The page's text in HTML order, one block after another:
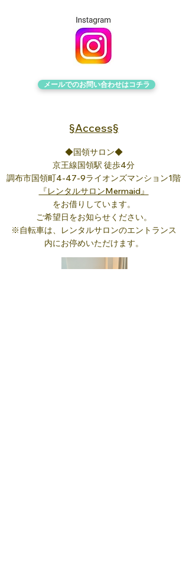
メールでのお問い合わせは​コチラ
§Access§
◆国領サロン◆
京王線国領駅 徒歩4分
調布市国領町4-47-9ライオンズマンション1階
『レンタルサロンMermaid』
をお借りしています。
ご希望日をお知らせください。
※自転車は、 レンタルサロンのエントランス
内にお停めいただけます。